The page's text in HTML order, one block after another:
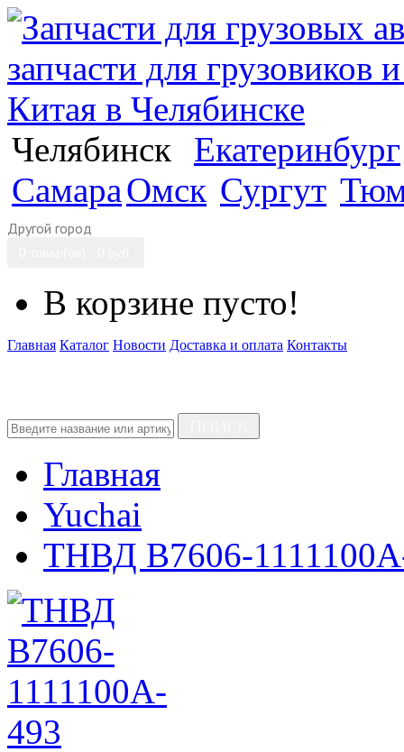
Челябинск
Екатеринбург
СамараОмск Сургут
Другой город
В корзине пусто!
Главная Каталог Новости Доставка и оплата Контакты
Главная
Yuchai
ТНВД B7606-